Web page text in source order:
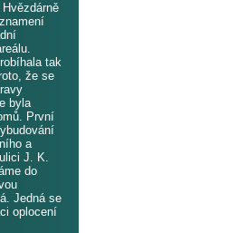
tak
že se
byla
První
a
J. K.
do
Jedná se
oplocení